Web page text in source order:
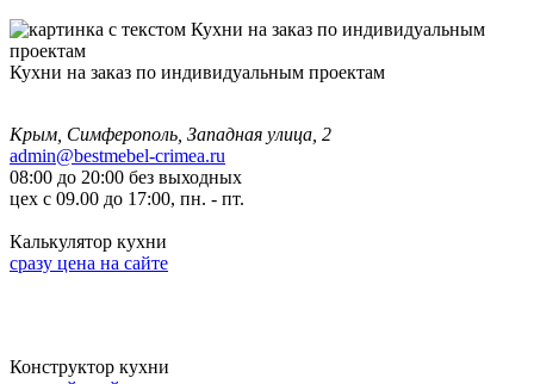
Кухни на заказ по индивидуальным проектам
Крым, Симферополь, Западная улица, 2
admin@bestmebel-crimea.ru
08:00 до 20:00 без выходных
цех с 09.00 до 17:00, пн. - пт.
Калькулятор кухни
сразу цена на сайте
Конструктор кухни